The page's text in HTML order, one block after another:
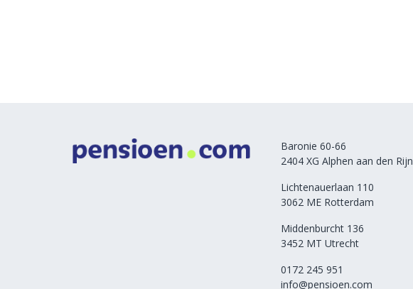
Baronie 60-66
2404 XG Alphen aan den Rijn
Lichtenauerlaan 110
3062 ME Rotterdam
Middenburcht 136
3452 MT Utrecht
0172 245 951
info@pensioen.com